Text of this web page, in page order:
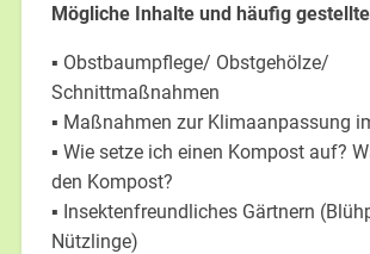
Mögliche Inhalte und häufig
▪ Obstbaumpflege/ Obstgehölze/
Schnittmaßnahmen
▪ Maßnahmen zur Klimaanpassung
▪ Wie setze ich einen Kompost auf?
den Kompost?
▪ Insektenfreundliches Gärtnern
Nützlinge)